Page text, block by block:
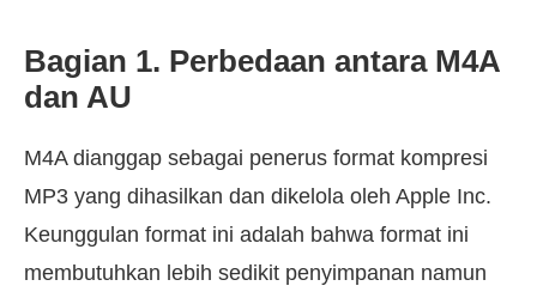
Bagian 1. Perbedaan antara M4A
dan AU
M4A dianggap sebagai penerus format kompresi
MP3 yang dihasilkan dan dikelola oleh Apple Inc.
Keunggulan format ini adalah bahwa format ini
membutuhkan lebih sedikit penyimpanan namun